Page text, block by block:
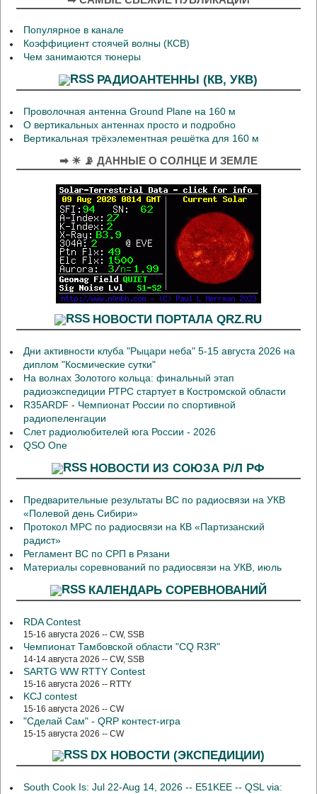
Популярное в канале
Коэффициент стоячей волны (КСВ)
Чем занимаются тюнеры
РАДИОАНТЕННЫ (КВ, УКВ)
Проволочная антенна Ground Plane на 160 м
О вертикальных антеннах просто и подробно
Вертикальная трёхэлементная решётка для 160 м
➡ ☀ 📡 ДАННЫЕ О СОЛНЦЕ И ЗЕМЛЕ
НОВОСТИ ПОРТАЛА QRZ.RU
Дни активности клуба "Рыцари неба" 5-15 августа 2026 на
диплом "Космические сутки"
На волнах Золотого кольца: финальный этап
радиоэкспедиции РТРС стартует в Костромской области
R35ARDF - Чемпионат России по спортивной
радиопеленгации
Слет радиолюбителей юга России - 2026
QSO One
НОВОСТИ ИЗ СОЮЗА Р/Л РФ
Предварительные результаты ВС по радиосвязи на УКВ
«Полевой день Сибири»
Протокол МРС по радиосвязи на КВ «Партизанский
радист»
Регламент ВС по СРП в Рязани
Материалы соревнований по радиосвязи на УКВ, июль
КАЛЕНДАРЬ СОРЕВНОВАНИЙ
RDA Contest
15-16 августа 2026 -- CW, SSB
Чемпионат Тамбовской области "CQ R3R"
14-14 августа 2026 -- CW, SSB
SARTG WW RTTY Contest
15-16 августа 2026 -- RTTY
KCJ contest
15-16 августа 2026 -- CW
"Сделай Сам" - QRP контест-игра
15-15 августа 2026 -- CW
DX НОВОСТИ (ЭКСПЕДИЦИИ)
South Cook Is: Jul 22-Aug 14, 2026 -- E51KEE -- QSL via: